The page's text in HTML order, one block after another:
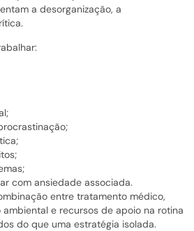
a desorganização, a
com ansiedade associada.
entre tratamento médico,
e recursos de apoio na rotina
do que uma estratégia isolada.